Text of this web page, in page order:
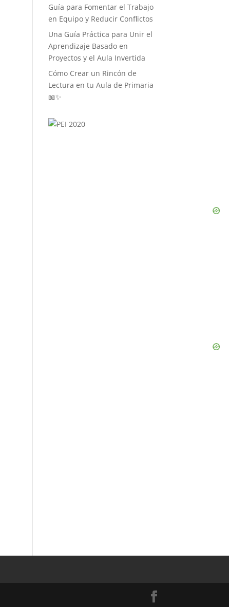
Guía para Fomentar el Trabajo
en Equipo y Reducir Conflictos
Una Guía Práctica para Unir el
Aprendizaje Basado en
Proyectos y el Aula Invertida
Cómo Crear un Rincón de
Lectura en tu Aula de Primaria
📖✨